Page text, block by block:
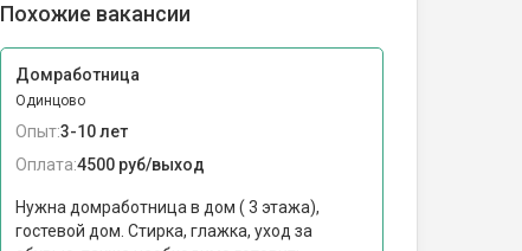
Похожие вакансии
Домработница
Одинцово
Опыт:3-10 лет
Оплата:4500 руб/выход
Нужна домработница в дом ( 3 этажа),
гостевой дом. Стирка, глажка, уход за